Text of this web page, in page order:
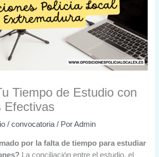
Tiempo de Estudio con
Efectivas
/convocatoria/ PorAdmin
por la falta de tiempo para estudiar
La conciliación entre el estudio, el